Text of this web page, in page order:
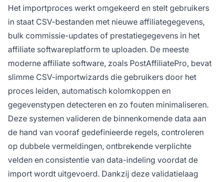
Het importproces werkt omgekeerd en stelt gebruikers
in staat CSV-bestanden met nieuwe affiliategegevens,
bulk commissie-updates of prestatiegegevens in het
affiliate softwareplatform te uploaden. De meeste
moderne affiliate software, zoals PostAffiliatePro, bevat
slimme CSV-importwizards die gebruikers door het
proces leiden, automatisch kolomkoppen en
gegevenstypen detecteren en zo fouten minimaliseren.
Deze systemen valideren de binnenkomende data aan
de hand van vooraf gedefinieerde regels, controleren
op dubbele vermeldingen, ontbrekende verplichte
velden en consistentie van data-indeling voordat de
import wordt uitgevoerd. Dankzij deze validatielaag